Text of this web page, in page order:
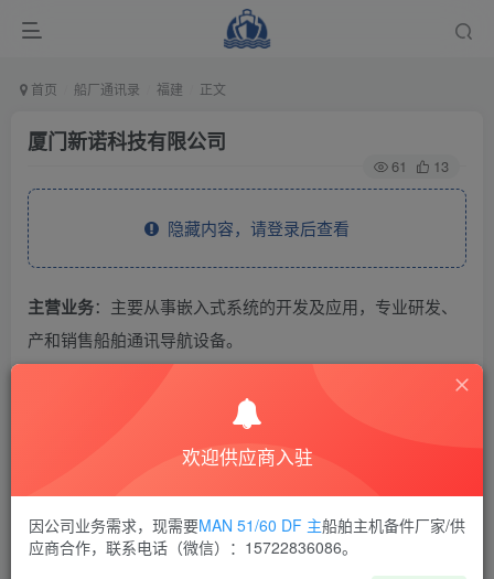
首页 船厂通讯录 福建 正文
厦门新诺科技有限公司
61 13
隐藏内容，请登录后查看
主营业务：主要从事嵌入式系统的开发及应用，专业研发、
产和销售船舶通讯导航设备。
THE END
福建
喜欢就支持一下吧
欢迎供应商入驻
因公司业务需求，现需要MAN 51/60 DF 主船舶主机备件厂家/供
应商合作，联系电话（微信）：15722836086。